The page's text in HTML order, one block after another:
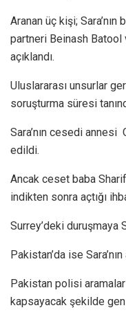
Aranan üç kişi; Sara’nın
partneri Beinash
açıklandı.
Uluslararası unsurlar
soruşturma süresi
Sara’nın cesedi annesi
edildi.
Ancak ceset baba
indikten sonra açtığı
Surrey’deki duruşmaya
Pakistan’da ise
Pakistan polisi
kapsayacak şekilde